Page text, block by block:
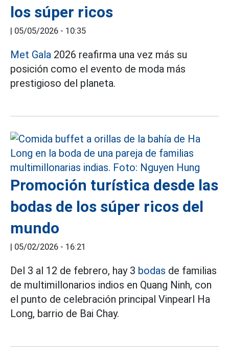
los súper ricos
| 05/05/2026 - 10:35
Met Gala 2026 reafirma una vez más su
posición como el evento de moda más
prestigioso del planeta.
Promoción turística desde las
bodas de los súper ricos del
mundo
| 05/02/2026 - 16:21
Del 3 al 12 de febrero, hay 3 bodas de familias
de multimillonarios indios en Quang Ninh, con
el punto de celebración principal Vinpearl Ha
Long, barrio de Bai Chay.